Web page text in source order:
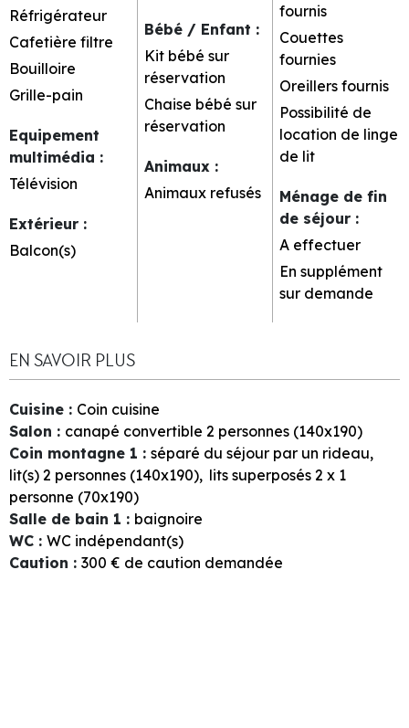
Réfrigérateur
Cafetière filtre
Bouilloire
Grille-pain
Equipement
multimédia :
Télévision
Extérieur :
Balcon(s)
Bébé / Enfant :
Kit bébé sur
réservation
Chaise bébé sur
réservation
Animaux :
Animaux refusés
fournis
Couettes
fournies
Oreillers fournis
Possibilité de
location de linge
de lit
Ménage de fin
de séjour :
A effectuer
En supplément
sur demande
EN SAVOIR PLUS
Cuisine : Coin cuisine
Salon : canapé convertible 2 personnes (140x190)
Coin montagne 1 : séparé du séjour par un rideau
lit(s) 2 personnes (140x190) lits superposés 2 x 1
personne (70x190)
Salle de bain 1 : baignoire
WC : WC indépendant(s)
Caution : 300 € de caution demandée